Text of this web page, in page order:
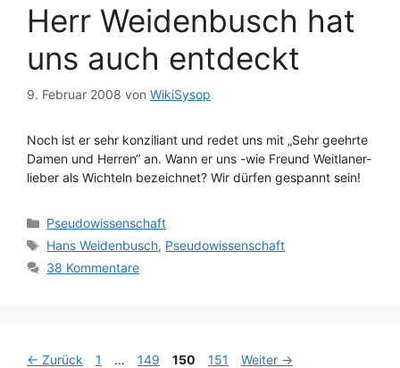
Herr Weidenbusch hat
uns auch entdeckt
9. Februar 2008 von WikiSysop
Noch ist er sehr konziliant und redet uns mit „Sehr geehrte
Damen und Herren“ an. Wann er uns -wie Freund Weitlaner-
lieber als Wichteln bezeichnet? Wir dürfen gespannt sein!
Kategorien
Pseudowissenschaft
Schlagwörter
Hans Weidenbusch, Pseudowissenschaft
38 Kommentare
← Zurück Seite
1 … Seite
149 Seite
150 Seite
151 Weiter →